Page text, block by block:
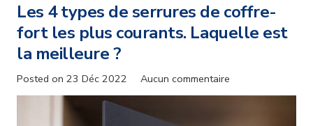
Les 4 types de serrures de coffre-
fort les plus courants. Laquelle est
la meilleure ?
Posted on 23 Déc 2022 Aucun commentaire